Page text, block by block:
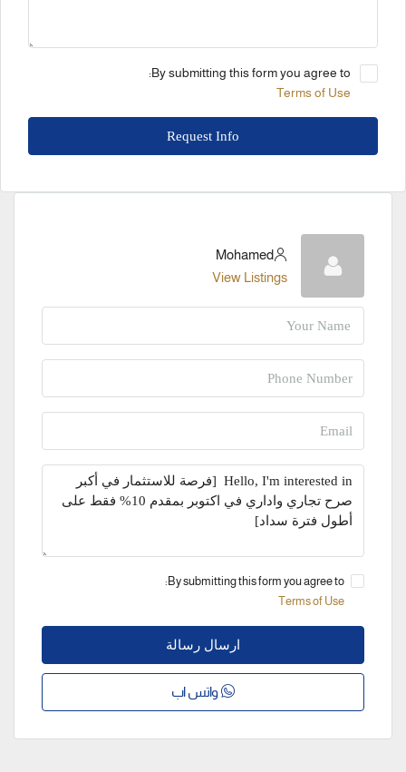
By submitting this form you agree to:
Terms of Use
Request Info
Mohamed
View Listings
By submitting this form you agree to:
Terms of Use
ارسال رسالة
واتس اب